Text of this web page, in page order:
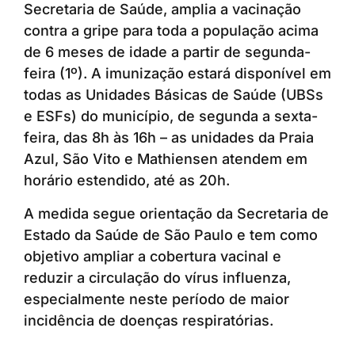
Secretaria de Saúde, amplia a vacinação
contra a gripe para toda a população acima
de 6 meses de idade a partir de segunda-
feira (1º). A imunização estará disponível em
todas as Unidades Básicas de Saúde (UBSs
e ESFs) do município, de segunda a sexta-
feira, das 8h às 16h – as unidades da Praia
Azul, São Vito e Mathiensen atendem em
horário estendido, até as 20h.
A medida segue orientação da Secretaria de
Estado da Saúde de São Paulo e tem como
objetivo ampliar a cobertura vacinal e
reduzir a circulação do vírus influenza,
especialmente neste período de maior
incidência de doenças respiratórias.